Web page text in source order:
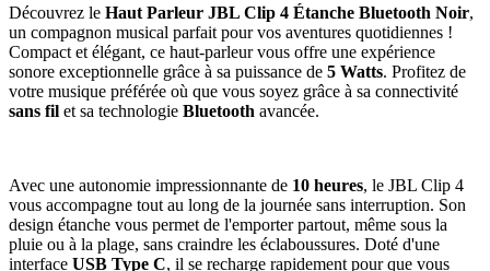
Découvrez le Haut Parleur JBL Clip 4 Étanche Bluetooth Noir,
un compagnon musical parfait pour vos aventures quotidiennes !
Compact et élégant, ce haut-parleur vous offre une expérience
sonore exceptionnelle grâce à sa puissance de 5 Watts. Profitez de
votre musique préférée où que vous soyez grâce à sa connectivité
sans fil et sa technologie Bluetooth avancée.
Avec une autonomie impressionnante de 10 heures, le JBL Clip 4
vous accompagne tout au long de la journée sans interruption. Son
design étanche vous permet de l'emporter partout, même sous la
pluie ou à la plage, sans craindre les éclaboussures. Doté d'une
interface USB Type C, il se recharge rapidement pour que vous